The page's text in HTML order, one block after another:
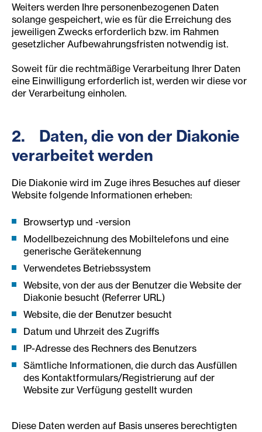
Weiters werden Ihre personenbezogenen Daten
solange gespeichert, wie es für die Erreichung des
jeweiligen Zwecks erforderlich bzw. im Rahmen
gesetzlicher Aufbewahrungsfristen notwendig ist.
Soweit für die rechtmäßige Verarbeitung Ihrer Daten
eine Einwilligung erforderlich ist, werden wir diese vor
der Verarbeitung einholen.
2. Daten, die von der Diakonie
verarbeitet werden
Die Diakonie wird im Zuge ihres Besuches auf dieser
Website folgende Informationen erheben:
Browsertyp und -version
Modellbezeichnung des Mobiltelefons und eine
generische Gerätekennung
Verwendetes Betriebssystem
Website, von der aus der Benutzer die Website der
Diakonie besucht (Referrer URL)
Website, die der Benutzer besucht
Datum und Uhrzeit des Zugriffs
IP-Adresse des Rechners des Benutzers
Sämtliche Informationen, die durch das Ausfüllen
des Kontaktformulars/Registrierung auf der
Website zur Verfügung gestellt wurden
Diese Daten werden auf Basis unseres berechtigten